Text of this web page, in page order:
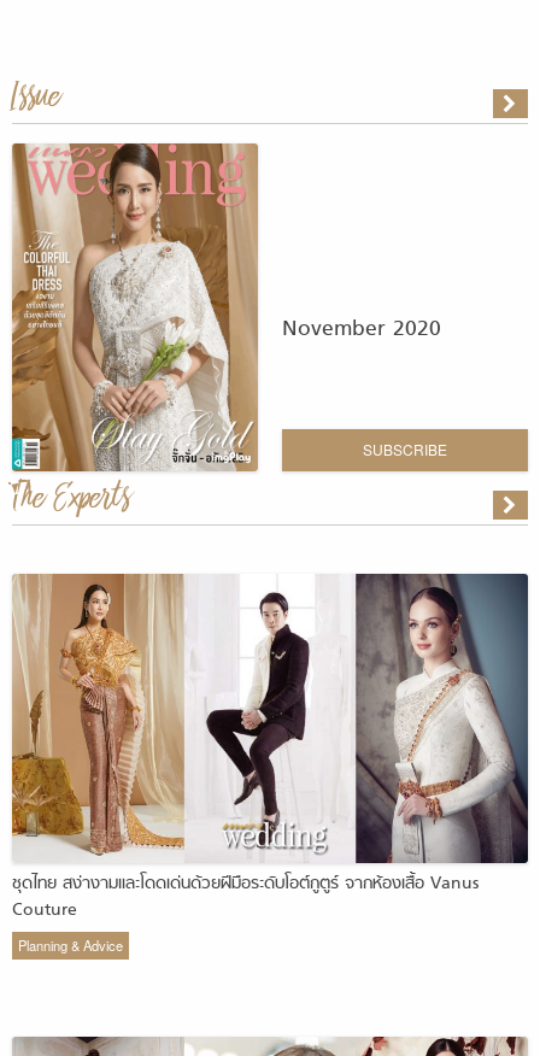
Issue
November 2020
SUBSCRIBE
The Experts
ชุดไทย สง่างามและโดดเด่นด้วยฝีมือระดับโอต์กูตูร์ จากห้องเสื้อ Vanus
Couture
Planning & Advice